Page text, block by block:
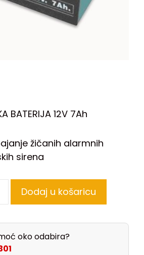
BATERIJA 12V 7Ah
žičanih alarmnih
sirena
Dodaj u košaricu
oko odabira?